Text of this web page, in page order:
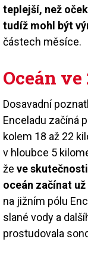
teplejší, než
tudíž mohl být
částech měsíce.
Oceán
Dosavadní
Enceladu začíná
kolem 18 až 22
v hloubce 5
že ve
oceán začínat
na jižním pólu
slané vody a
prostudovala